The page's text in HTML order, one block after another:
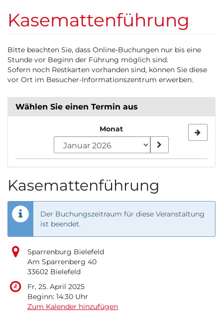
Haupt-
Inhalt
Kasemattenführung
Bitte beachten Sie, dass Online-Buchungen nur bis eine
Stunde vor Beginn der Führung möglich sind.
Sofern noch Restkarten vorhanden sind, können Sie diese
vor Ort im Besucher-Informationszentrum erwerben.
Wählen Sie einen Termin aus
Monat
Kasemattenführung
Der Buchungszeitraum für diese Veranstaltung
ist beendet.
Sparrenburg Bielefeld
Am Sparrenberg 40
33602 Bielefeld
Fr, 25. April 2025
Beginn: 14:30 Uhr
Zum Kalender hinzufügen